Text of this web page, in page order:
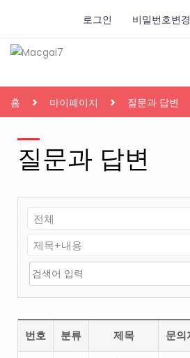
로그인 비밀번호변경
홈 마이페이지 질문과 답변
질문과 답변
전체
제목+내용
번호 분류 제목 문의